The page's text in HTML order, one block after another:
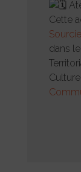
Cette
dans